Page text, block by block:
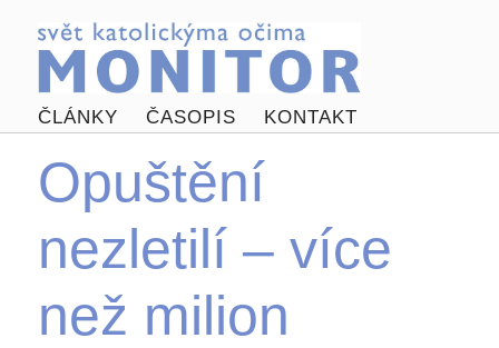
ČLÁNKY ČASOPIS KONTAKT
Opuštění
nezletilí – více
než milion